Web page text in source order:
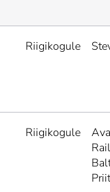
Riigikogule
Riigikogule
Rail